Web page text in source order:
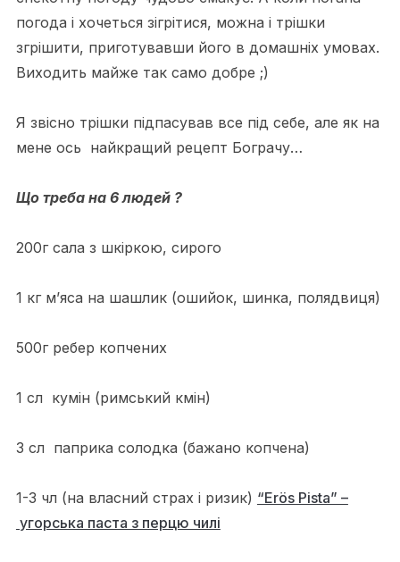
погода і хочеться зігрітися, можна і трішки
згрішити, приготувавши його в домашніх умовах.
Виходить майже так само добре ;)
Я звісно трішки підпасував все під себе, але як на
мене ось найкращий рецепт Бограчу…
Що треба на 6 людей ?
200г сала з шкіркою, сирого
1 кг м’яса на шашлик (ошийок, шинка, полядвиця)
500г ребер копчених
1 сл кумін (римський кмін)
3 сл паприка солодка (бажано копчена)
1-3 чл (на власний страх і ризик) “Erös Pista” –
угорська паста з перцю чилі